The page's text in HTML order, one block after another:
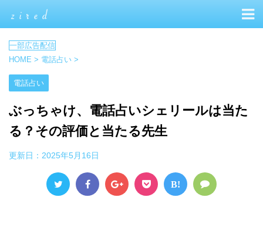
HOME > 電話占い >
電話占い
ぶっちゃけ、電話占いシェリールは当た
る？その評価と当たる先生
更新日： 2025年5月16日
B!